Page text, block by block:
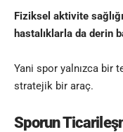
Fiziksel aktivite
hastalıklarla da derin
Yani spor yalnızca bir
stratejik bir araç.
Sporun